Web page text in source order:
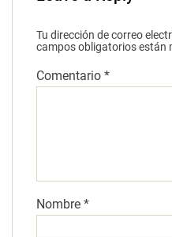
Tu dirección de correo
campos obligatorios están
Comentario *
Nombre *